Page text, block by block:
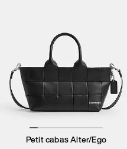
Petit cabas Alter/Ego